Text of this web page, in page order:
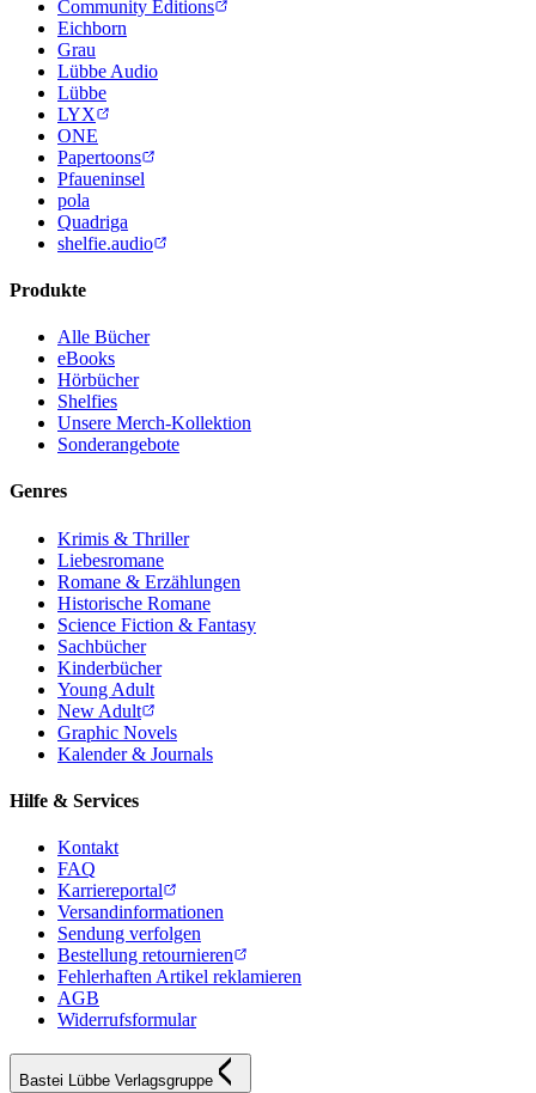
Community Editions
Eichborn
Grau
Lübbe Audio
Lübbe
LYX
ONE
Papertoons
Pfaueninsel
pola
Quadriga
shelfie.audio
Produkte
Alle Bücher
eBooks
Hörbücher
Shelfies
Unsere Merch-Kollektion
Sonderangebote
Genres
Krimis & Thriller
Liebesromane
Romane & Erzählungen
Historische Romane
Science Fiction & Fantasy
Sachbücher
Kinderbücher
Young Adult
New Adult
Graphic Novels
Kalender & Journals
Hilfe & Services
Kontakt
FAQ
Karriereportal
Versandinformationen
Sendung verfolgen
Bestellung retournieren
Fehlerhaften Artikel reklamieren
AGB
Widerrufsformular
Bastei Lübbe Verlagsgruppe